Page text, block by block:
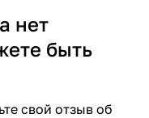
нет
быть
свой отзыв об